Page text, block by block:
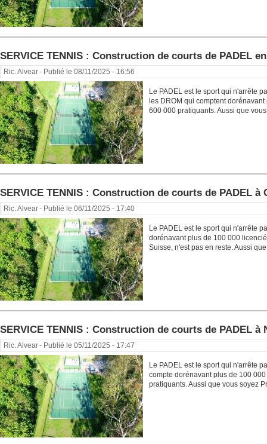
SERVICE TENNIS : Construction de courts de PADEL
Ric. Alvear- Publié le 08/11/2025 - 16:56
Le PADEL est le sport qui n'arrête
les DROM qui comptent
600 000 pratiquants. Aussi que
SERVICE TENNIS : Construction de courts de PADEL à
Ric. Alvear- Publié le 06/11/2025 - 17:40
Le PADEL est le sport qui n'arrête
dorénavant plus de 100 000
Suisse, n'est pas en reste. Aussi
SERVICE TENNIS : Construction de courts de PADEL à
Ric. Alvear- Publié le 05/11/2025 - 17:47
Le PADEL est le sport qui n'arrête
compte dorénavant plus de 100
pratiquants. Aussi que vous soyez